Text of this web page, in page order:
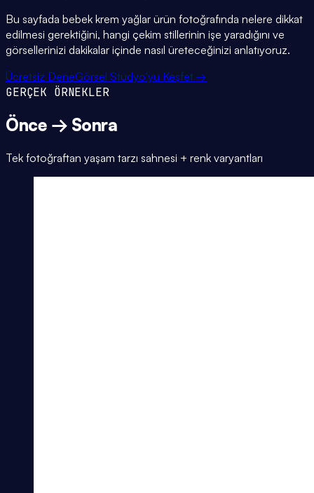
Bu sayfada bebek krem yağlar ürün fotoğrafında nelere dikkat
edilmesi gerektiğini, hangi çekim stillerinin işe yaradığını ve
görsellerinizi dakikalar içinde nasıl üreteceğinizi anlatıyoruz.
Ücretsiz DeneGörsel Stüdyo'yu Keşfet →
GERÇEK ÖRNEKLER
Önce → Sonra
Tek fotoğraftan yaşam tarzı sahnesi + renk varyantları